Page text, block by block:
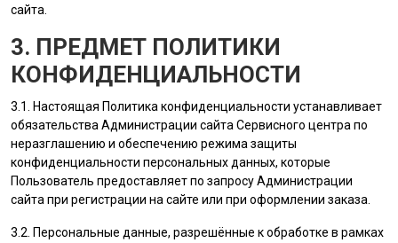
сайта.
3. ПРЕДМЕТ ПОЛИТИКИ
КОНФИДЕНЦИАЛЬНОСТИ
3.1. Настоящая Политика конфиденциальности устанавливает
обязательства Администрации сайта Сервисного центра по
неразглашению и обеспечению режима защиты
конфиденциальности персональных данных, которые
Пользователь предоставляет по запросу Администрации
сайта при регистрации на сайте или при оформлении заказа.
3.2. Персональные данные, разрешённые к обработке в рамках